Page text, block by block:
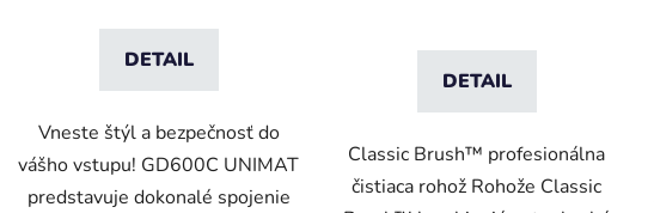
DETAIL
Vneste štýl a bezpečnosť do
vášho vstupu! GD600C UNIMAT
predstavuje dokonalé spojenie
DETAIL
Classic Brush™ profesionálna
čistiaca rohož Rohože Classic